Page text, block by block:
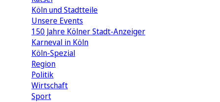
Köln und Stadtteile
Unsere Events
150 Jahre Kölner Stadt-Anzeiger
Karneval in Köln
Köln-Spezial
Region
Politik
Wirtschaft
Sport